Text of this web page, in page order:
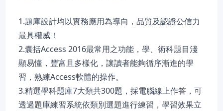
1.題庫設計均以實務應用為導向，品質及認證公信力
最具權威！
2.囊括Access 2016最常用之功能，學、術科題目淺
顯易懂，豐富且多樣化，讓讀者能夠循序漸進的學
習，熟練Access軟體的操作。
3.精選學科題庫7大類共300題，採電腦線上作答，可
透過題庫練習系統依類別選題進行練習，學習效果立